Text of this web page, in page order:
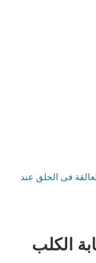
فى الحلق عند
الكلب